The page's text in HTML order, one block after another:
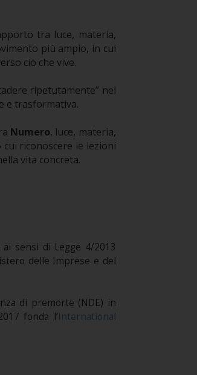
tra luce, materia,
più ampio, in cui
ciò che vive.
ripetutamente” nel
e trasformativa.
Numero, luce, materia,
riconoscere le lezioni
vita concreta.
sensi di Legge 4/2013
delle Imprese e del
di premorte (NDE) in
fonda l’International